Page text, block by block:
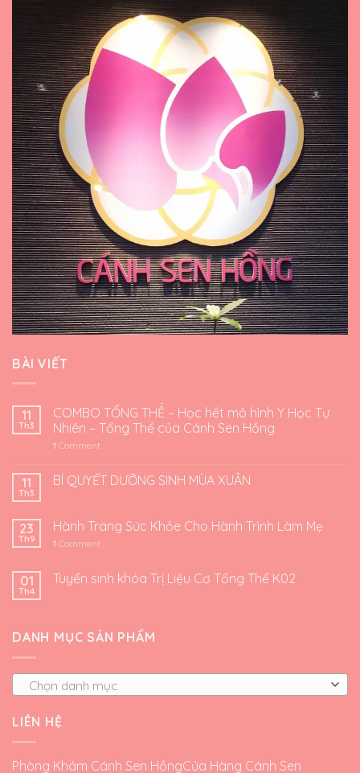
BÀI VIẾT
11
Th3
COMBO TỔNG THỂ – Học hết mô hình Y Học Tự
Nhiên – Tổng Thể của Cánh Sen Hồng
1 Comment
11
Th3
BÍ QUYẾT DƯỠNG SINH MÙA XUÂN
23
Th9
Hành Trang Sức Khỏe Cho Hành Trình Làm Mẹ
1 Comment
01
Th4
Tuyển sinh khóa Trị Liệu Cơ Tổng Thể K02
DANH MỤC SẢN PHẨM
Chọn danh mục
LIÊN HỆ
Phòng Khám Cánh Sen HồngCửa Hàng Cánh Sen